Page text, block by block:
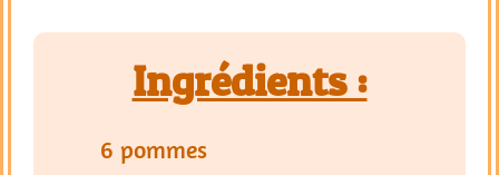
Ingrédients :
6 pommes